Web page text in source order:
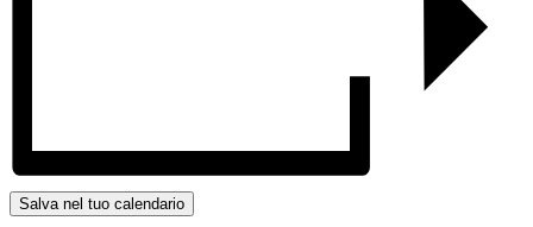
Salva nel tuo calendario